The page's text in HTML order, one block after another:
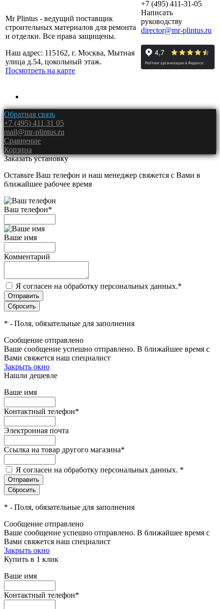
Mr Plintus - ведущий поставщик
строительных материалов для ремонта
и отделки. Все права защищены.
Наш адрес: 115162, г. Москва, Мытная
улица д.54, цокольный этаж.
Посмотреть на карте
+7 (495) 411-31-05
Написать
руководству
director@mr-plintus.ru
Обратная связь
+7 (495) 411 31 05
mail@mr-plintus.ru
Сравнение
Корзина
Заказать установку
Оставьте Ваш телефон и наш менеджер свяжется с Вами в
ближайшее рабочее время
Ваш телефон*
Ваше имя
Комментарий
Я согласен на обработку персональных данных.*
* - Поля, обязательные для заполнения
Сообщение отправлено
Ваше сообщение успешно отправлено. В ближайшее время с
Вами свяжется наш специалист
Закрыть окно
Нашли дешевле
Ваше имя
Контактный телефон*
Электронная почта
Ссылка на товар другого магазина*
Я согласен на обработку персональных данных. *
* - Поля, обязательные для заполнения
Сообщение отправлено
Ваше сообщение успешно отправлено. В ближайшее время с
Вами свяжется наш специалист
Закрыть окно
Купить в 1 клик
Ваше имя
Контактный телефон*